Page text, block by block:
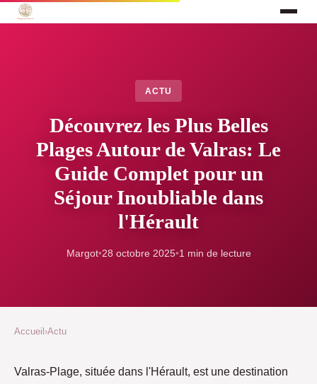
ACTU
Découvrez les Plus Belles
Plages Autour de Valras: Le
Guide Complet pour un
Séjour Inoubliable dans
l'Hérault
Margot•28 octobre 2025•1 min de lecture
Accueil ›Actu
Valras-Plage, située dans l'Hérault, est une destination